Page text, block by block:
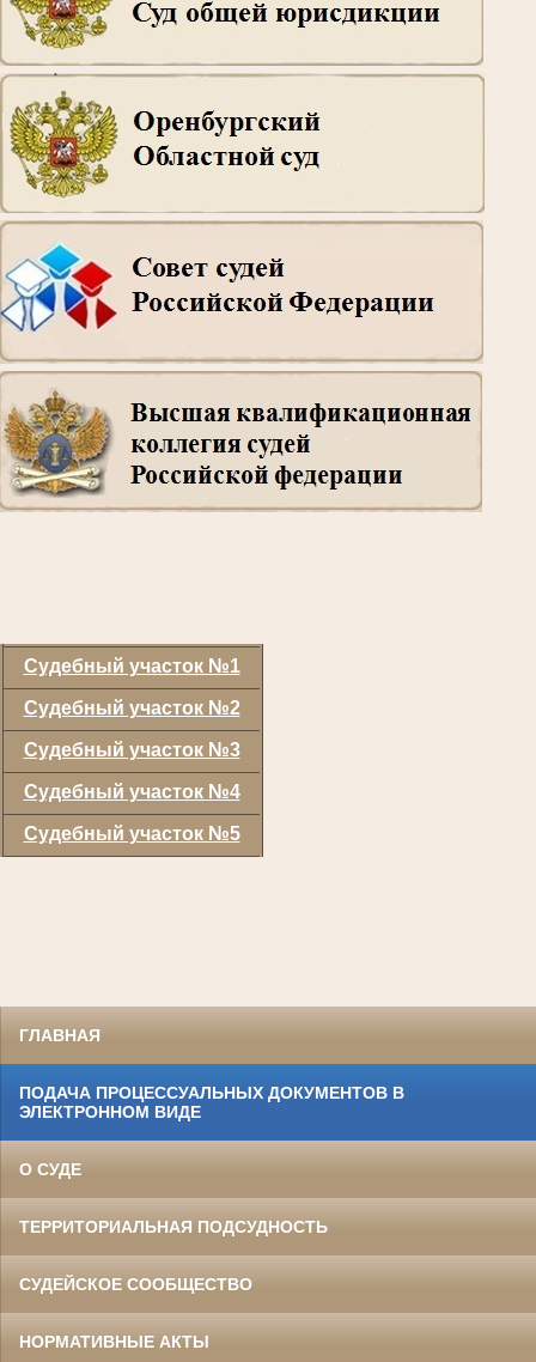
Судебный участок №1
Судебный участок №2
Судебный участок №3
Судебный участок №4
Судебный участок №5
ГЛАВНАЯ
ПОДАЧА ПРОЦЕССУАЛЬНЫХ ДОКУМЕНТОВ В
ЭЛЕКТРОННОМ ВИДЕ
О СУДЕ
ТЕРРИТОРИАЛЬНАЯ ПОДСУДНОСТЬ
СУДЕЙСКОЕ СООБЩЕСТВО
НОРМАТИВНЫЕ АКТЫ